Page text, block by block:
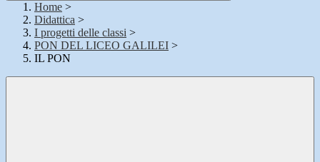
Home >
Didattica >
I progetti delle classi >
PON DEL LICEO GALILEI >
IL PON